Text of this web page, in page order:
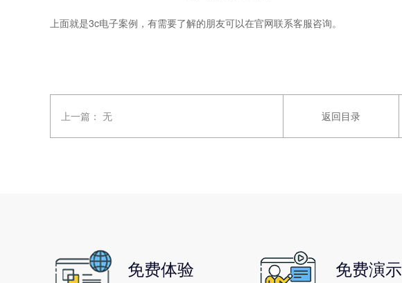
上面就是3c电子案例，有需要了解的朋友可以在官网联系客服咨询。
上一篇： 无 返回目录
免费体验 免费演示